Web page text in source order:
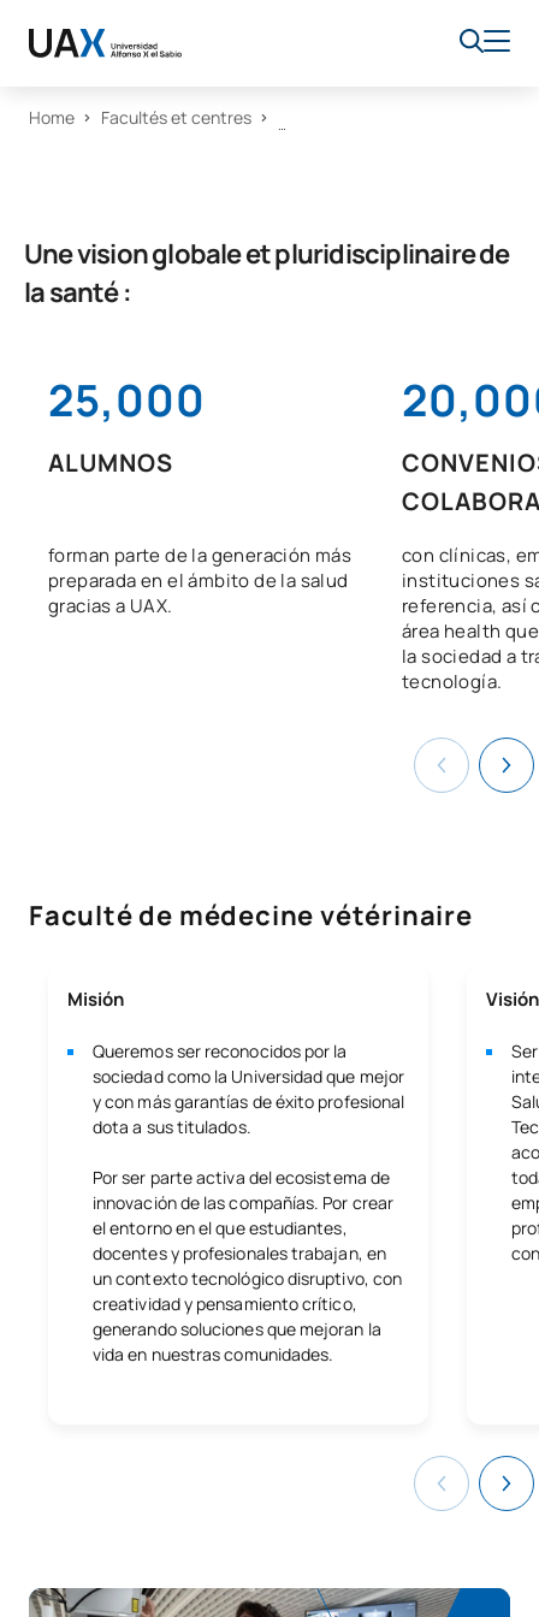
Home Facultés et centres
Une vision globale et pluridisciplinaire de
la santé :
25,000
ALUMNOS
forman parte de la generación más
preparada en el ámbito de la salud
gracias a UAX.
con clínicas,
instituciones
referencia, así
área health
la sociedad a
tecnología.
Faculté de médecine vétérinaire
Misión
Queremos ser reconocidos por la
sociedad como la Universidad que mejor
y con más garantías de éxito profesional
dota a sus titulados.
Por ser parte activa del ecosistema de
innovación de las compañías. Por crear
el entorno en el que estudiantes,
docentes y profesionales trabajan, en
un contexto tecnológico disruptivo, con
creatividad y pensamiento crítico,
generando soluciones que mejoran la
vida en nuestras comunidades.
Visión